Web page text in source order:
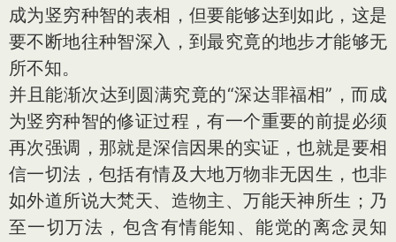
成为竖穷种智的表相，但要能够达到如此，这是
要不断地往种智深入，到最究竟的地步才能够无
所不知。
并且能渐次达到圆满究竟的“深达罪福相”，而成
为竖穷种智的修证过程，有一个重要的前提必须
再次强调，那就是深信因果的实证，也就是要相
信一切法，包括有情及大地万物非无因生，也非
如外道所说大梵天、造物主、万能天神所生；乃
至一切万法，包含有情能知、能觉的离念灵知